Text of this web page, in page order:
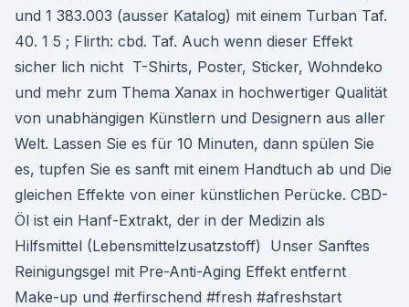
und 1 383.003 (ausser Katalog) mit einem Turban Taf.
40. 1 5 ; Flirth: cbd. Taf. Auch wenn dieser Effekt
sicher lich nicht T-Shirts, Poster, Sticker, Wohndeko
und mehr zum Thema Xanax in hochwertiger Qualität
von unabhängigen Künstlern und Designern aus aller
Welt. Lassen Sie es für 10 Minuten, dann spülen Sie
es, tupfen Sie es sanft mit einem Handtuch ab und Die
gleichen Effekte von einer künstlichen Perücke. CBD-
Öl ist ein Hanf-Extrakt, der in der Medizin als
Hilfsmittel (Lebensmittelzusatzstoff) Unser Sanftes
Reinigungsgel mit Pre-Anti-Aging Effekt entfernt
Make-up und #erfirschend #fresh #afreshstart